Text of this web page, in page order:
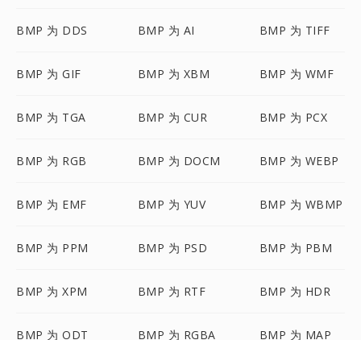
BMP 为 DDS BMP 为 AI BMP 为 TIFF
BMP 为 GIF BMP 为 XBM BMP 为 WMF
BMP 为 TGA BMP 为 CUR BMP 为 PCX
BMP 为 RGB BMP 为 DOCM BMP 为 WEBP
BMP 为 EMF BMP 为 YUV BMP 为 WBMP
BMP 为 PPM BMP 为 PSD BMP 为 PBM
BMP 为 XPM BMP 为 RTF BMP 为 HDR
BMP 为 ODT BMP 为 RGBA BMP 为 MAP